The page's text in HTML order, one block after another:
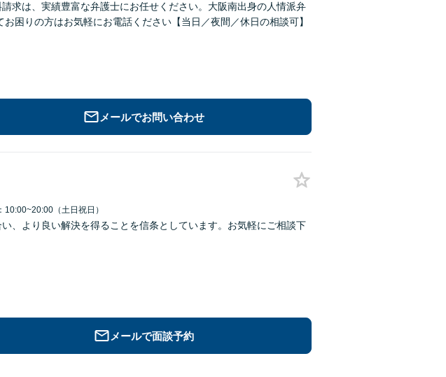
求は、実績豊富な弁護士にお任せください。大阪南出身の人情派弁
困りの方はお気軽にお電話ください【当日／夜間／休日の相談可】
メールでお問い合わせ
10:00~20:00（土日祝日）
、より良い解決を得ることを信条としています。お気軽にご相談下
メールで面談予約